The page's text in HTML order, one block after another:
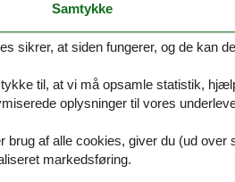
ikke på Dansk. Se teksten på
Terrasse, Bergblick & Garage für 6
99 m². Wohn-/ Esszimmer,
mit eigenem Badezimmer (WC,
Zwei Parkplätze in der Garage.
4-Zimmerwohnung im Erdgeschoss,
Samtykke
sikrer, at siden fungerer, og de kan
til, at vi må opsamle statistik,
oplysninger til vores
brug af alle cookies, giver du (ud
markedsføring.